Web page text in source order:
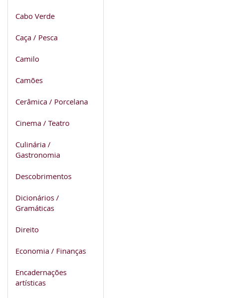
Cabo Verde
Caça / Pesca
Camilo
Camões
Cerâmica / Porcelana
Cinema / Teatro
Culinária /
Gastronomia
Descobrimentos
Dicionários /
Gramáticas
Direito
Economia / Finanças
Encadernações
artísticas